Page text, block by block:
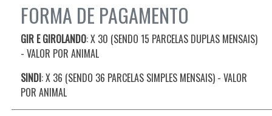
FORMA DE PAGAMENTO
GIR E GIROLANDO: X 30 (SENDO 15 PARCELAS DUPLAS MENSAIS)
- VALOR POR ANIMAL
SINDI: X 36 (SENDO 36 PARCELAS SIMPLES MENSAIS) - VALOR
POR ANIMAL